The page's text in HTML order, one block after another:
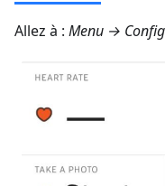
Allez à : Menu →